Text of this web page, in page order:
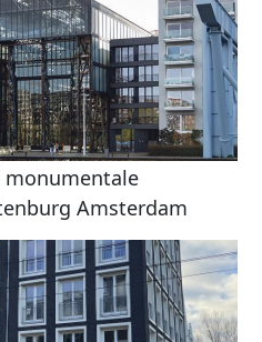
monumentale
Amsterdam